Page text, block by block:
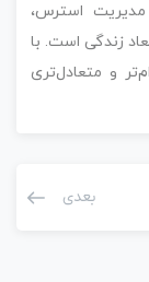
استرس،
زندگی است. با
و متعادل‌تری
بعدی